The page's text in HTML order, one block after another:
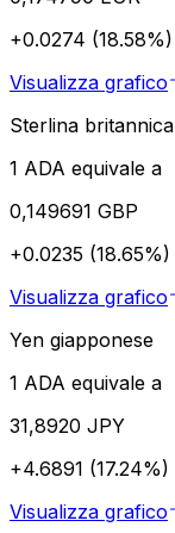
+0.0274 (18.58%)
Visualizza grafico
Sterlina britannica
1 ADA equivale a
0,149691 GBP
+0.0235 (18.65%)
Visualizza grafico
Yen giapponese
1 ADA equivale a
31,8920 JPY
+4.6891 (17.24%)
Visualizza grafico